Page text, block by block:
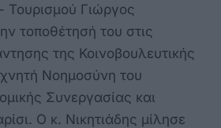
Τουρισμού Γιώργος
τοποθέτησή του στις
της Κοινοβουλευτικής
Νοημοσύνη του
Συνεργασίας και
Ο κ. Νικητιάδης μίλησε